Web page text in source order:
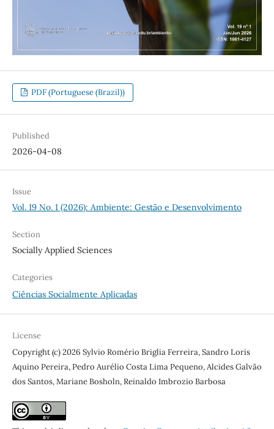
PDF (Portuguese (Brazil))
Published
2026-04-08
Issue
Vol. 19 No. 1 (2026): Ambiente: Gestão e Desenvolvimento
Section
Socially Applied Sciences
Categories
Ciências Socialmente Aplicadas
License
Copyright (c) 2026 Sylvio Romério Briglia Ferreira, Sandro Loris
Aquino Pereira, Pedro Aurélio Costa Lima Pequeno, Alcides Galvão
dos Santos, Mariane Bosholn, Reinaldo Imbrozio Barbosa